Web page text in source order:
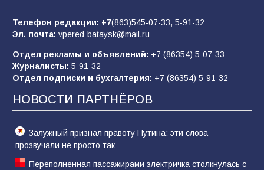
конкурса «Большая перемена»
62 04.08.2026
Командовал боем до последнего: герой
61 05.08.2026
Телефон редакции: +7(863)545-07-33, 5-91-32
Эл. почта: vpered-bataysk@mail.ru
Отдел рекламы и объявлений: +7 (86354) 5-07-33
Журналисты: 5-91-32
Отдел подписки и бухгалтерия: +7 (86354) 5-91-32
НОВОСТИ ПАРТНЁРОВ
Залужный признал правоту Путина: эти слова
прозвучали не просто так
Переполненная пассажирами электричка столкнулась с